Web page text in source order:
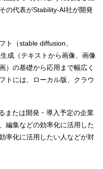
の代表がStability-AI社が開発
ト（stable diffusion、
成（テキストから画像、画像
）の基礎から応用まで幅広く
トには、ローカル版、クラウ
または開発・導入予定の企業
編集などの効率化に活用した
率化に活用したい人などが対